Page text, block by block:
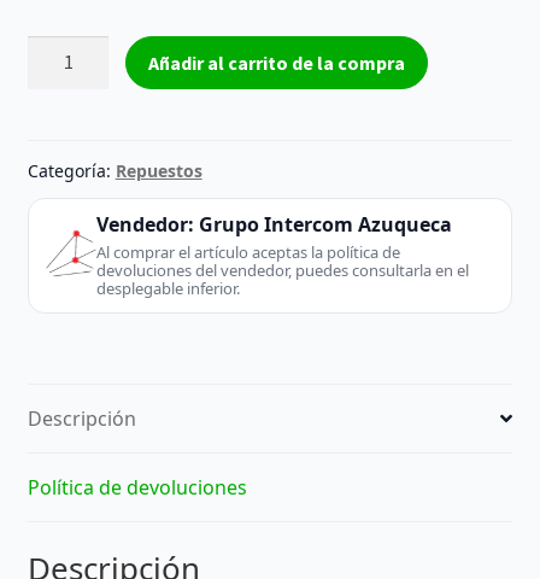
Servidor
rack
IBM
(Desktop
Server)
extraído
x3250
Type
KJG,
Añadir al carrito de la compra
Categoría: Repuestos
Vendedor: Grupo Intercom Azuqueca
Al comprar el artículo aceptas la política de
devoluciones del vendedor, puedes consultarla en el
desplegable inferior.
Descripción
Política de devoluciones
Descripción